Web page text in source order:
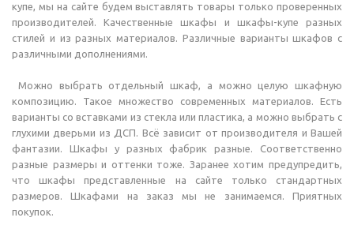
купе, мы на сайте будем выставлять товары только проверенных
производителей. Качественные шкафы и шкафы-купе разных
стилей и из разных материалов. Различные варианты шкафов с
различными дополнениями.
Можно выбрать отдельный шкаф, а можно целую шкафную
композицию. Такое множество современных материалов. Есть
варианты со вставками из стекла или пластика, а можно выбрать с
глухими дверьми из ДСП. Всё зависит от производителя и Вашей
фантазии. Шкафы у разных фабрик разные. Соответственно
разные размеры и оттенки тоже. Заранее хотим предупредить,
что шкафы представленные на сайте только стандартных
размеров. Шкафами на заказ мы не занимаемся. Приятных
покупок.